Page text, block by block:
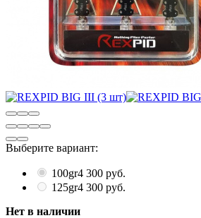
Выберите вариант:
100gr4 300 руб.
125gr4 300 руб.
Нет в наличии